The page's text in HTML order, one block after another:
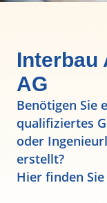
Interbau
AG
Benötigen Sie
qualifiziertes
oder
erstellt?
Hier finden